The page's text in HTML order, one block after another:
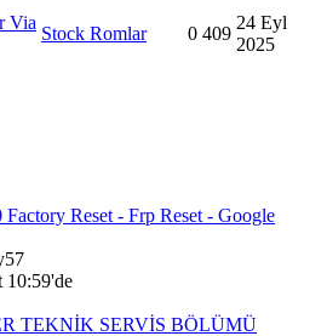
Via
Stock Romlar 0 409
24 Eyl
2025
Factory Reset - Frp Reset - Google
10:59'de
TEKNİK SERVİS BÖLÜMÜ